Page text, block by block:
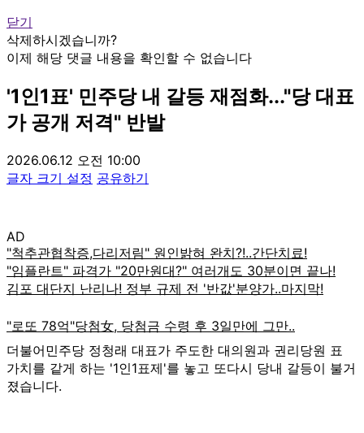
닫기
삭제하시겠습니까?
이제 해당 댓글 내용을 확인할 수 없습니다
'1인1표' 민주당 내 갈등 재점화..."당 대표
가 공개 저격" 반발
2026.06.12 오전 10:00
글자 크기 설정 공유하기
AD
더불어민주당 정청래 대표가 주도한 대의원과 권리당원 표
가치를 같게 하는 '1인1표제'를 놓고 또다시 당내 갈등이 불거
졌습니다.